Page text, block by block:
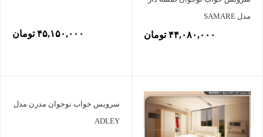
مدل SAMARE
۴۴,۰۸۰,۰۰۰ تومان ۴۵,۱۵۰,۰۰۰ تومان
سرویس خواب نوجوان مدرن مدل
ADLEY